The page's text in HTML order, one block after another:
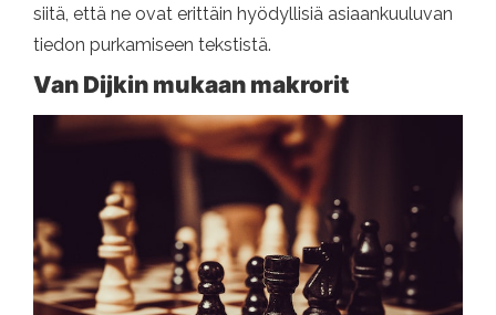
siitä, että ne ovat erittäin hyödyllisiä asiaankuuluvan
tiedon purkamiseen tekstistä.
Van Dijkin mukaan makrorit